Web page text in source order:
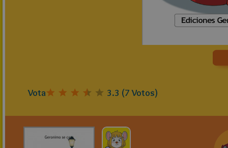
Vota 3.3 (7Votos)